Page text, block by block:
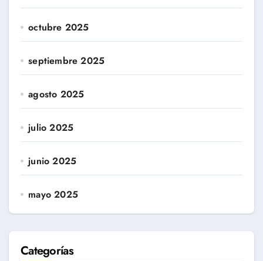
octubre 2025
septiembre 2025
agosto 2025
julio 2025
junio 2025
mayo 2025
Categorías